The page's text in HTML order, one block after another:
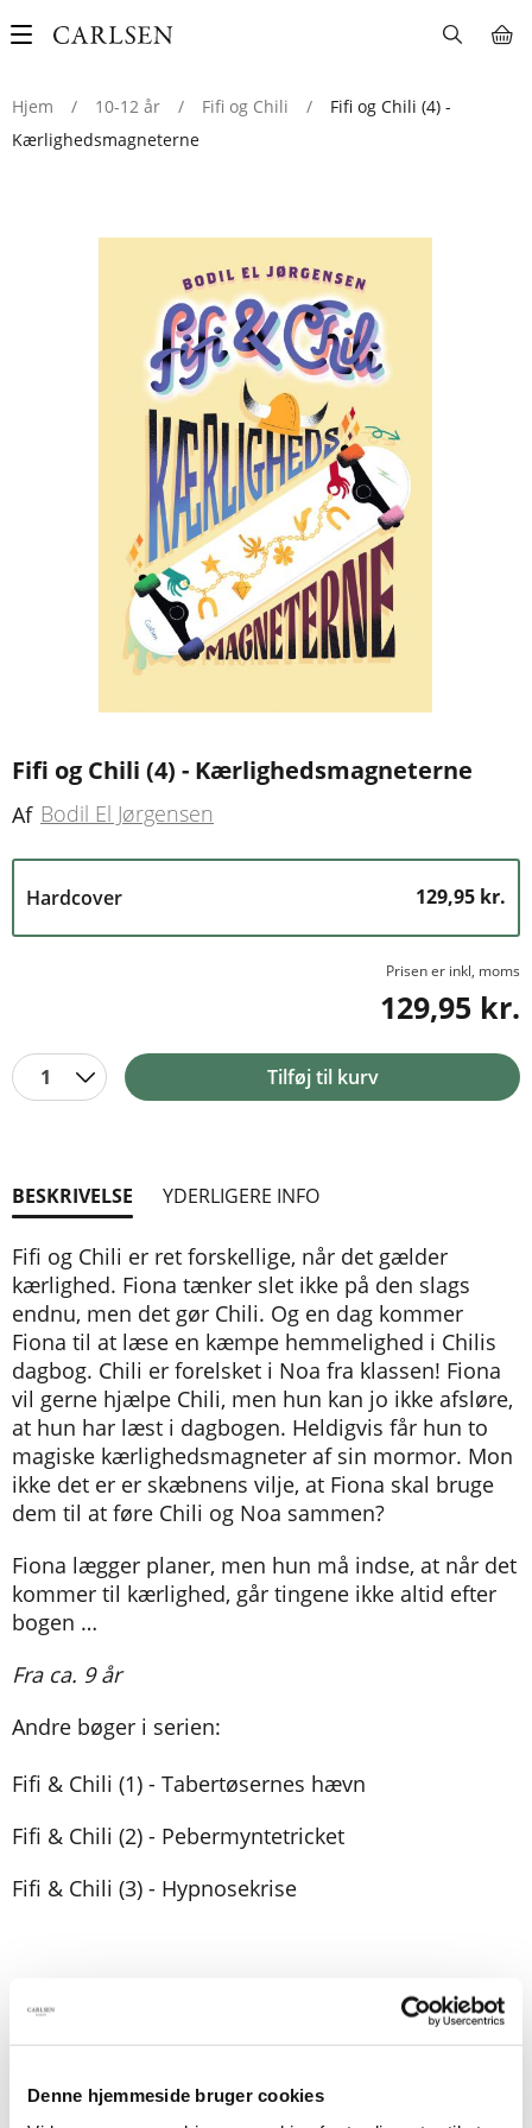
Denne hjemmeside bruger cookies
Main
Hjem
/ 10-12 år / Fifi og Chili /
Fifi og Chili (4) -
Kærlighedsmagneterne
Fifi og Chili (4) - Kærlighedsmagneterne
Af Bodil El Jørgensen
Hardcover 129,95 kr.
Prisen er inkl, moms
129,95 kr.
1 Tilføj til kurv
BESKRIVELSE YDERLIGERE INFO
Fifi og Chili er ret forskellige, når det gælder
kærlighed. Fiona tænker slet ikke på den slags
endnu, men det gør Chili. Og en dag kommer
Fiona til at læse en kæmpe hemmelighed i Chilis
dagbog. Chili er forelsket i Noa fra klassen! Fiona
vil gerne hjælpe Chili, men hun kan jo ikke afsløre,
at hun har læst i dagbogen. Heldigvis får hun to
magiske kærlighedsmagneter af sin mormor. Mon
ikke det er er skæbnens vilje, at Fiona skal bruge
dem til at føre Chili og Noa sammen?
Fiona lægger planer, men hun må indse, at når det
kommer til kærlighed, går tingene ikke altid efter
bogen …
Fra ca. 9 år
Andre bøger i serien:
Fifi & Chili (1) - Tabertøsernes hævn
Fifi & Chili (2) - Pebermyntetricket
Fifi & Chili (3) - Hypnosekrise